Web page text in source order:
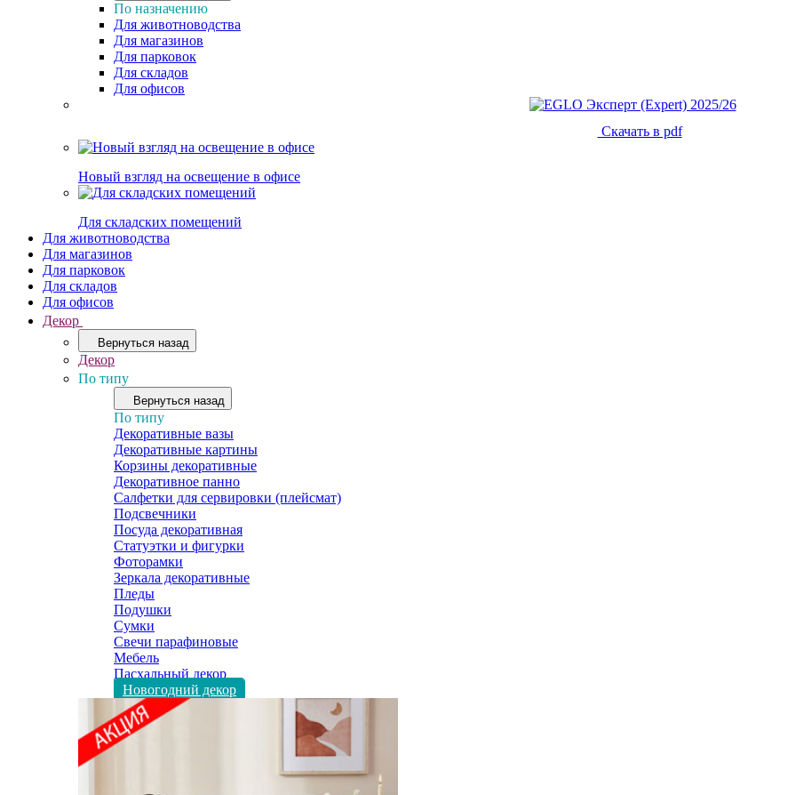
По назначению
Для животноводства
Для магазинов
Для парковок
Для складов
Для офисов
Скачать в pdf
Новый взгляд на освещение в офисе
Для складских помещений
Для животноводства
Для магазинов
Для парковок
Для складов
Для офисов
Декор
Вернуться назад
Декор
По типу
Вернуться назад
По типу
Декоративные вазы
Декоративные картины
Корзины декоративные
Декоративное панно
Салфетки для сервировки (плейсмат)
Подсвечники
Посуда декоративная
Статуэтки и фигурки
Фоторамки
Зеркала декоративные
Пледы
Подушки
Сумки
Свечи парафиновые
Мебель
Пасхальный декор
Новогодний декор